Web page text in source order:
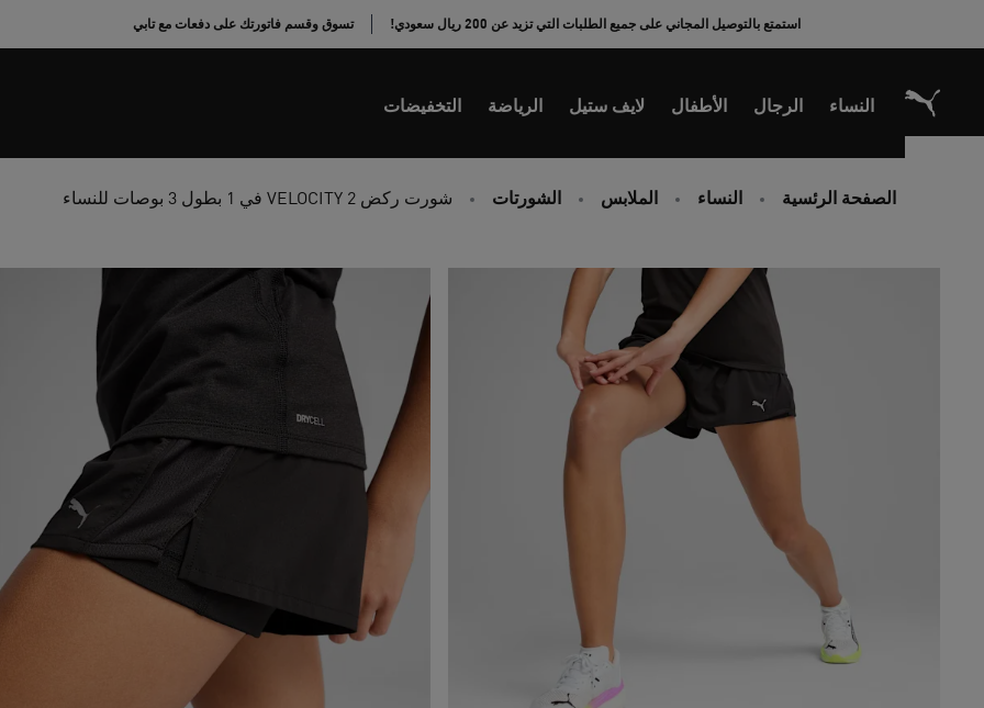
استمتع بالتوصيل المجاني على جميع الطلبات التي تزيد عن 200 ريال سعودي! تسوق وقسم فاتورتك على دفعات مع تابي
النساء الرجال الأطفال لايف ستيل الرياضة التخفيضات
الصفحة الرئسية النساء الملابس الشورتات شورت ركض VELOCITY 2 في 1 بطول 3 بوصات للنساء